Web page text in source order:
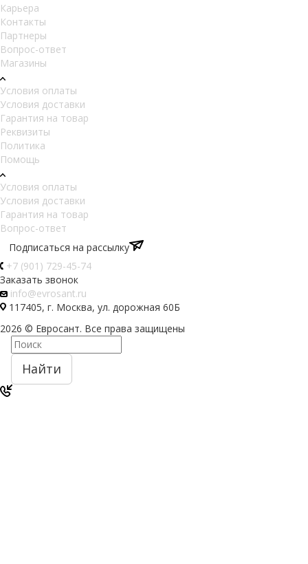
Карьера
Контакты
Партнеры
Вопрос-ответ
Магазины
Условия оплаты
Условия доставки
Гарантия на товар
Реквизиты
Политика
Помощь
Условия оплаты
Условия доставки
Гарантия на товар
Вопрос-ответ
Подписаться на рассылку
+7 (901) 729-45-74
Заказать звонок
info@evrosant.ru
117405, г. Москва, ул. дорожная 60Б
2026 © Евросант. Все права защищены
Найти